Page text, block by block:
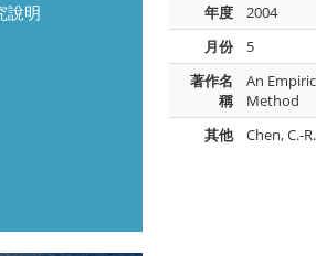
說明 年度
2004
月份
5
著作名
稱
An
Method
其他
Chen, C.-